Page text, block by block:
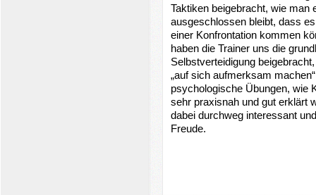
Taktiken beigebracht, wie man
ausgeschlossen bleibt, dass
einer Konfrontation kommen
haben die Trainer uns die
Selbstverteidigung
„auf sich aufmerksam
psychologische Übungen, wie
sehr praxisnah und gut erklärt
dabei durchweg interessant
Freude.